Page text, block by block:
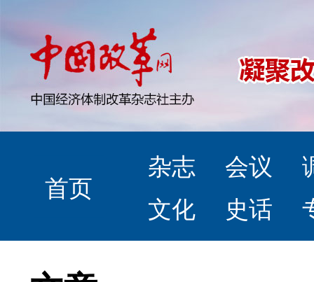
首页
杂志 会议
文化
史话